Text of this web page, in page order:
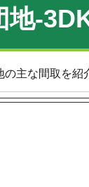
-
の主な間取を紹